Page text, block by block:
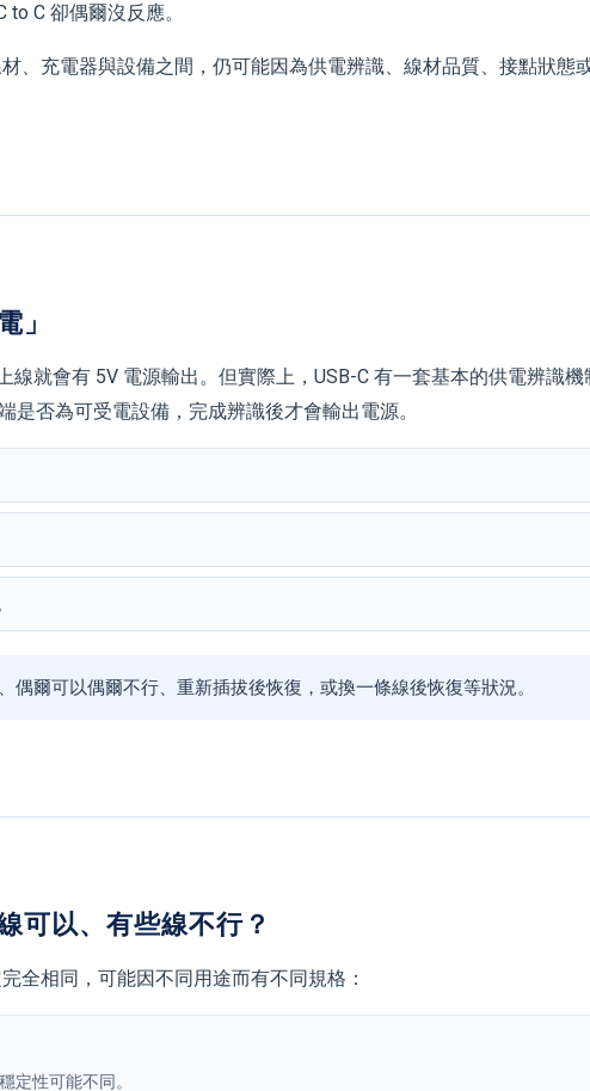
C 卻偶爾沒反應。
、充電器與設備之間，仍可能因為供電辨識、線材品質、接點狀態
」
線就會有 5V 電源輸出。但實際上，USB-C 有一套基本的供電辨識
是否為可受電設備，完成辨識後才會輸出電源。
爾可以偶爾不行、重新插拔後恢復，或換一條線後恢復等狀況。
可以、有些線不行？
全相同，可能因不同用途而有不同規格：
定性可能不同。